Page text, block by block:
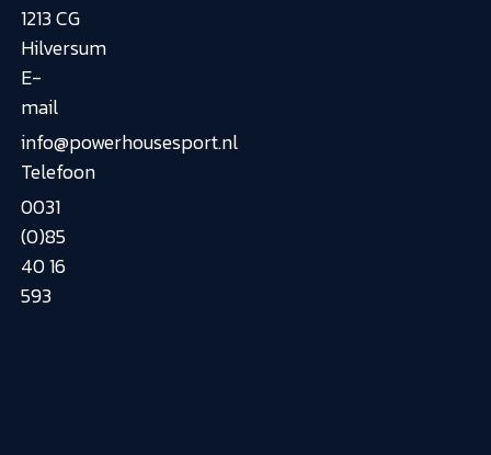
1213 CG
Hilversum
E-
mail
info@powerhousesport.nl
Telefoon
0031
(0)85
40 16
593